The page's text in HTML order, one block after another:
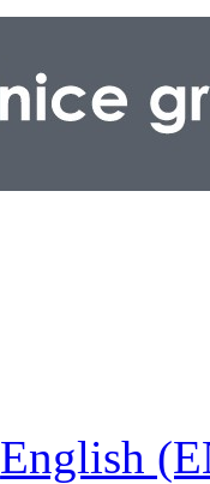
English